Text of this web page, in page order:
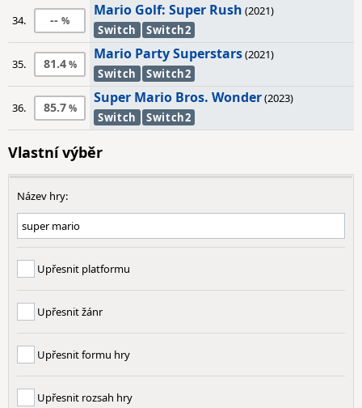
34. --
Mario Golf: Super Rush (2021)
Switch
Switch2
35. 81.4
Mario Party Superstars(2021)
Switch
Switch2
36. 85.7
Super Mario Bros. Wonder(2023)
Switch
Switch2
Vlastní výběr
Název hry:
Upřesnit platformu
Upřesnit žánr
Upřesnit formu hry
Upřesnit rozsah hry